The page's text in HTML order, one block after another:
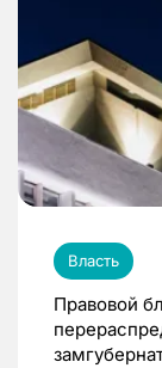
Власть
Правовой